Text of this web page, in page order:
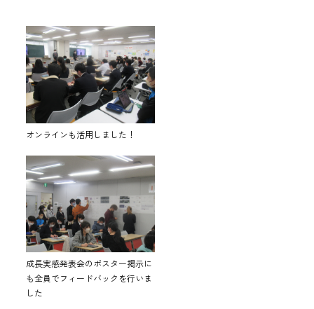
オンラインも活用しました！
成長実感発表会のポスター掲示に
も全員でフィードバックを行いま
した